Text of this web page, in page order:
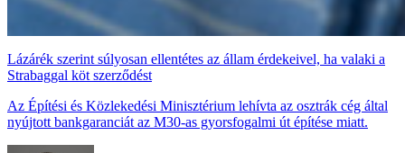
Lázárék szerint súlyosan ellentétes az állam érdekeivel, ha valaki a
Strabaggal köt szerződést
Az Építési és Közlekedési Minisztérium lehívta az osztrák cég által
nyújtott bankgaranciát az M30-as gyorsfogalmi út építése miatt.